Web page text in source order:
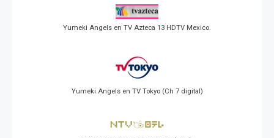
Yumeki Angels en TV Azteca 13 HDTV Mexico.
Yumeki Angels en TV Tokyo (Ch 7 digital)